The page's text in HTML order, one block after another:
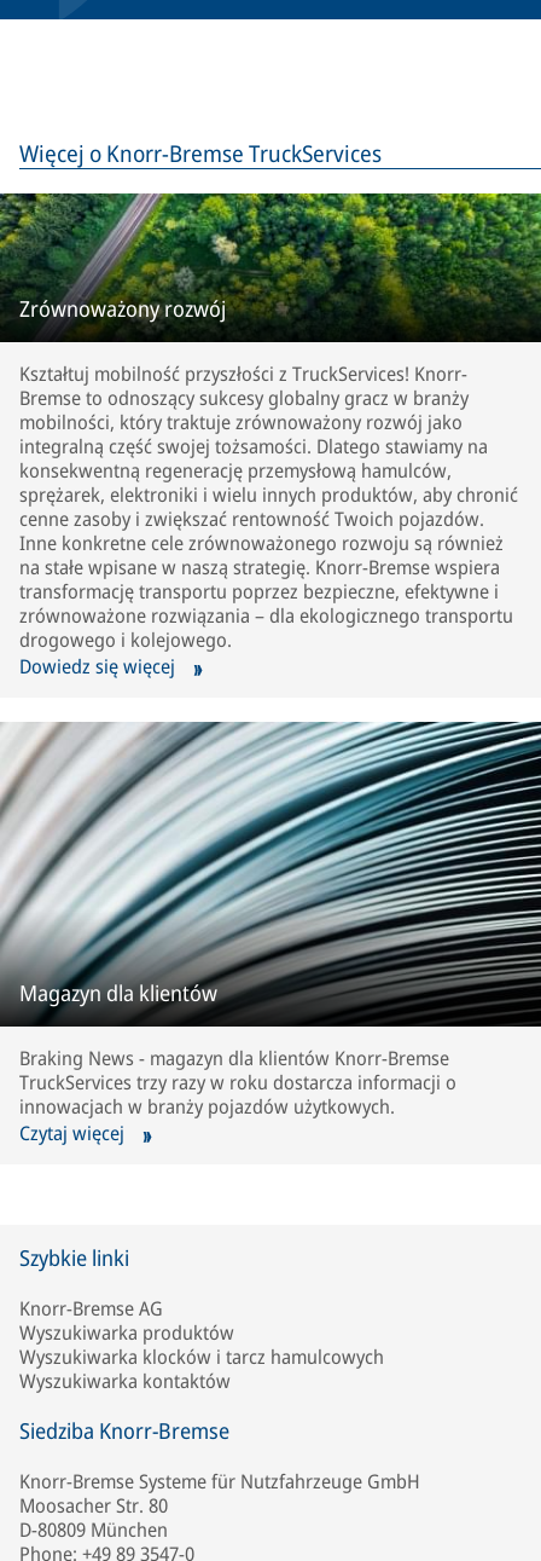
Więcej o Knorr-Bremse TruckServices
Zrównoważony rozwój
Kształtuj mobilność przyszłości z TruckServices! Knorr-
Bremse to odnoszący sukcesy globalny gracz w branży
mobilności, który traktuje zrównoważony rozwój jako
integralną część swojej tożsamości. Dlatego stawiamy na
konsekwentną regenerację przemysłową hamulców,
sprężarek, elektroniki i wielu innych produktów, aby chronić
cenne zasoby i zwiększać rentowność Twoich pojazdów.
Inne konkretne cele zrównoważonego rozwoju są również
na stałe wpisane w naszą strategię. Knorr-Bremse wspiera
transformację transportu poprzez bezpieczne, efektywne i
zrównoważone rozwiązania – dla ekologicznego transportu
drogowego i kolejowego.
Dowiedz się więcej
Magazyn dla klientów
Braking News - magazyn dla klientów Knorr-Bremse
TruckServices trzy razy w roku dostarcza informacji o
innowacjach w branży pojazdów użytkowych.
Czytaj więcej
Szybkie linki
Knorr-Bremse AG
Wyszukiwarka produktów
Wyszukiwarka klocków i tarcz hamulcowych
Wyszukiwarka kontaktów
Siedziba Knorr-Bremse
Knorr-Bremse Systeme für Nutzfahrzeuge GmbH
Moosacher Str. 80
D-80809 München
Phone: +49 89 3547-0